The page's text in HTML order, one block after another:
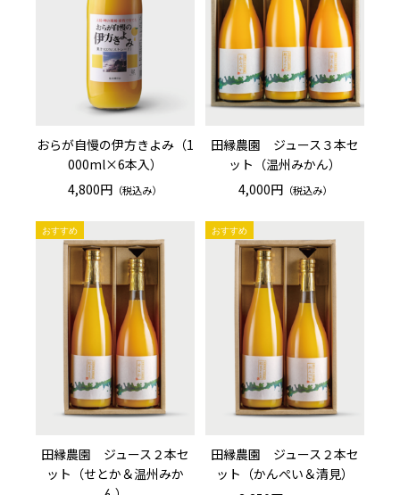
おらが自慢の伊方きよみ（1
000ml×6本入）
4,800円 （税込み）
田縁農園 ジュース３本セ
ット（温州みかん）
4,000円 （税込み）
田縁農園 ジュース２本セ
ット（せとか＆温州みか
田縁農園 ジュース２本セ
ット（かんぺい＆清見）